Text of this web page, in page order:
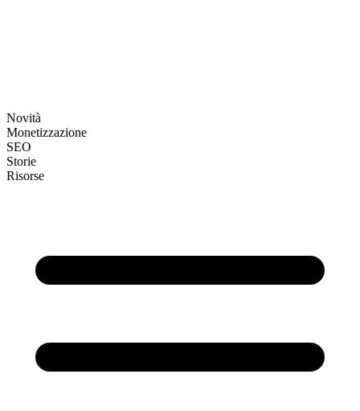
Novità
Monetizzazione
SEO
Storie
Risorse